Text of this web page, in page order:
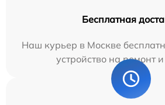
Бесплатная
Наш курьер в Москве
устройство на ремонт